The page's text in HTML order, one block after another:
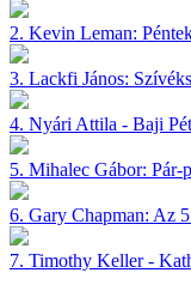
2. Kevin Leman:
3. Lackfi János:
4. Nyári Attila - Baji
5. Mihalec Gábor: Pár-
6. Gary Chapman: Az
7. Timothy Keller -